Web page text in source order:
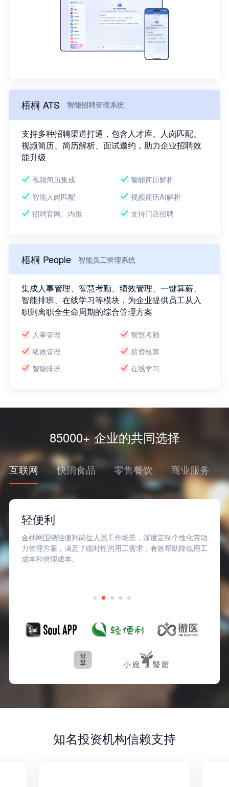
梧桐 ATS 智能招聘管理系统
支持多种招聘渠道打通，包含人才库、人岗匹配、
视频简历、简历解析、面试邀约，助力企业招聘效
能升级
视频简历集成
智能简历解析
智能人岗匹配
视频简历AI解析
招聘官网、内推
支持门店招聘
梧桐 People 智能员工管理系统
集成人事管理、智慧考勤、绩效管理、一键算薪、
智能排班、在线学习等模块，为企业提供员工从入
职到离职全生命周期的综合管理方案
人事管理
智慧考勤
绩效管理
薪资核算
智能排班
在线学习
85000+ 企业的共同选择
互联网 快消食品 零售餐饮 商业服务
轻便利
金柚网围绕轻便利岗位人员工作场景，深度定制个性化劳动
力管理方案，满足了临时性的用工需求，有效帮助降低用工
成本和管理成本。
知名投资机构信赖支持